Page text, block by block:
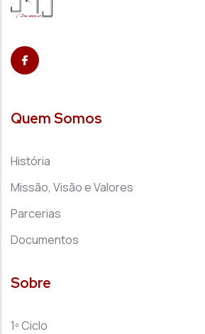
Quem Somos
História
Missão, Visão e Valores
Parcerias
Documentos
Sobre
1º Ciclo